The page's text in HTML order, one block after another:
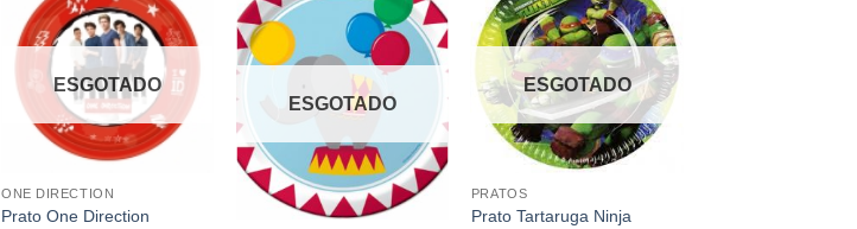
ESGOTADO
ONE DIRECTION
Prato One Direction
ESGOTADO
ESGOTADO
PRATOS
Prato Tartaruga Ninja